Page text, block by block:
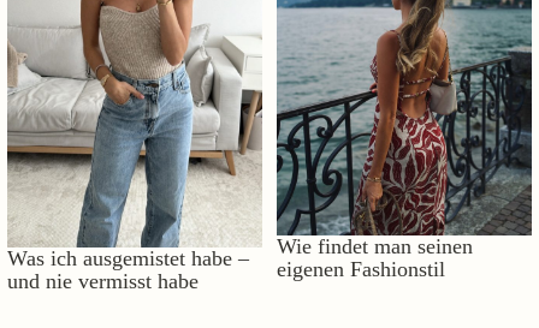
Was ich ausgemistet habe –
und nie vermisst habe
Wie findet man seinen
eigenen Fashionstil